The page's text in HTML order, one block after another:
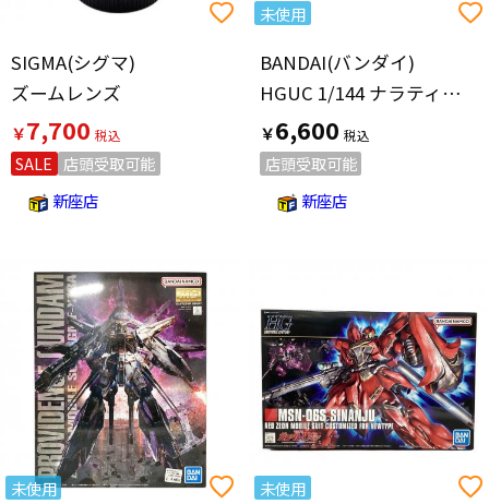
SIGMA(シグマ)
ズームレンズ
￥7,700
SALE 店頭受取可能
新座店
未使用
BANDAI(バンダイ)
HGUC 1/144 ナラティブガンダム A装備 プラモデル 『機動戦士ガンダムNT』 ガンプラ
￥6,600
店頭受取可能
新座店
未使用 未使用